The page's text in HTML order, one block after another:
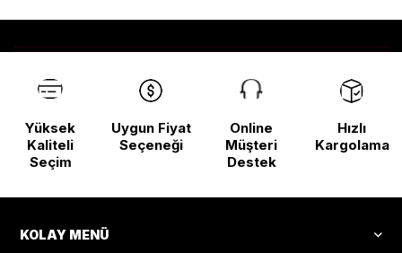
Yüksek
Kaliteli
Seçim
Uygun Fiyat
Seçeneği
Online
Müşteri
Destek
Hızlı
Kargolama
KOLAY MENÜ